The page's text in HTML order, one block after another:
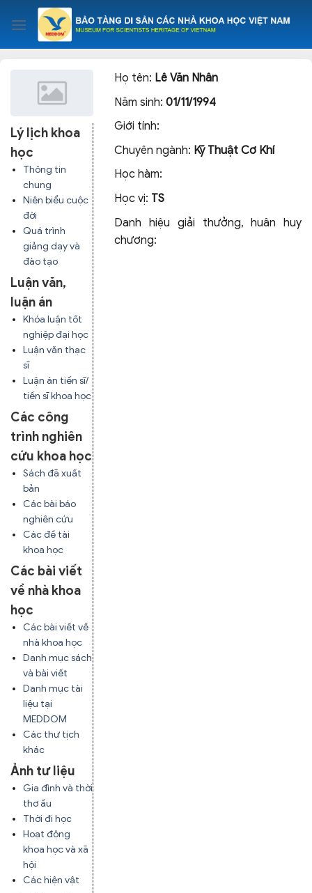
content
Lý lịch khoa
học
Thông tin
chung
Niên biểu cuộc
đời
Quá trình
giảng dạy và
đào tạo
Luận văn,
luận án
Khóa luận tốt
nghiệp đại học
Luận văn thạc
sĩ
Luận án tiến sĩ/
tiến sĩ khoa học
Các công
trình nghiên
cứu khoa học
Sách đã xuất
bản
Các bài báo
nghiên cứu
Các đề tài
khoa học
Các bài viết
về nhà khoa
học
Các bài viết về
nhà khoa học
Danh mục sách
và bài viết
Danh mục tài
liệu tại
MEDDOM
Các thư tịch
khác
Ảnh tư liệu
Gia đình và thời
thơ ấu
Thời đi học
Hoạt động
khoa học và xã
hội
Các hiện vật
Họ tên: Lê Văn Nhân
Năm sinh:01/11/1994
Giới tính:
Chuyên ngành: Kỹ Thuật Cơ Khí
Học hàm:
Học vị: TS
Danh hiệu giải thưởng, huân huy
chương: